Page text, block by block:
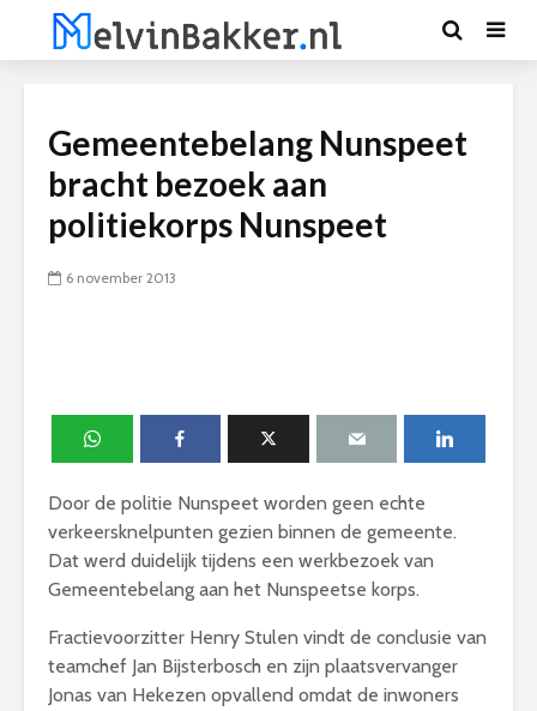
Gemeentebelang Nunspeet
bracht bezoek aan
politiekorps Nunspeet
6 november 2013
Door de politie Nunspeet worden geen echte
verkeersknelpunten gezien binnen de gemeente.
Dat werd duidelijk tijdens een werkbezoek van
Gemeentebelang aan het Nunspeetse korps.
Fractievoorzitter Henry Stulen vindt de conclusie van
teamchef Jan Bijsterbosch en zijn plaatsvervanger
Jonas van Hekezen opvallend omdat de inwoners